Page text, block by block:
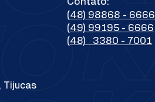
Tijucas
(48) 98868 - 6666
(49) 99195 - 6666
(48) 3380 - 7001